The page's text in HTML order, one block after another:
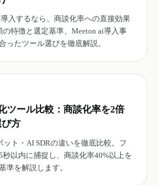
入するなら、商談化率への直接効果
特徴と選定基準、Meeton ai導入事
ったツール選びを徹底解説。
ツール比較：商談化率を2倍
方
ト・AI SDRの違いを徹底比較。フ
秒以内に捕捉し、商談化率40%以上を
準を解説します。